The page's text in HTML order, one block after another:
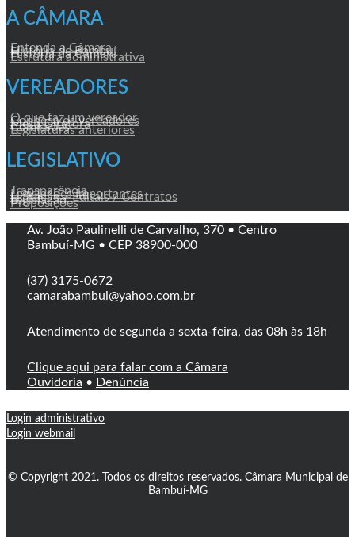
A CÂMARA
Entenda a Câmara
História de Bambuí
História da Câmara
Estrutura administrativa
VEREADORES
O que faz um vereador
Conheça os vereadores
Mesa Diretora
Comissões
Legislaturas anteriores
LEGISLATIVO
Transparência
Legislações Importantes
Licitação / Editais / Contratos
Legislação
Proposições
Av. João Paulinelli de Carvalho, 370 • Centro
Bambuí-MG • CEP 38900-000
(37) 3175-0672
camarabambui@yahoo.com.br
Atendimento de segunda a sexta-feira, das 08h às 18h
Clique aqui para falar com a Câmara
Ouvidoria • Denúncia
Login administrativo
Login webmail
© Copyright 2021. Todos os direitos reservados. Câmara Municipal de
Bambuí-MG